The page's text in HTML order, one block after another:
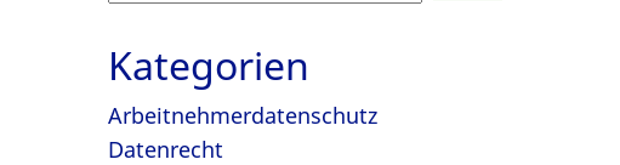
nach:
Kategorien
Arbeitnehmerdatenschutz
Datenrecht